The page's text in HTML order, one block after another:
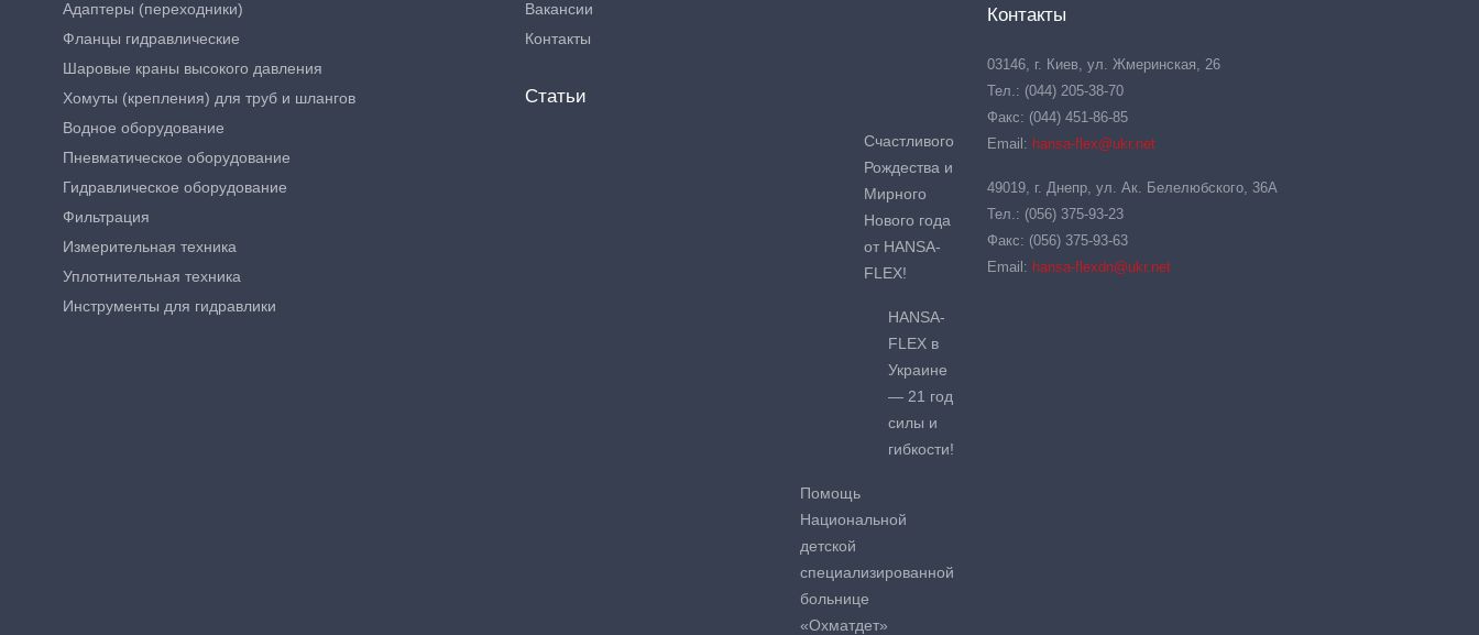
Адаптеры (переходники)
Фланцы гидравлические
Шаровые краны высокого давления
Хомуты (крепления) для труб и шлангов
Водное оборудование
Пневматическое оборудование
Гидравлическое оборудование
Фильтрация
Измерительная техника
Уплотнительная техника
Инструменты для гидравлики
Вакансии
Контакты
Статьи
Счастливого
Рождества и
Мирного
Нового года
от HANSA-
FLEX!
HANSA-
FLEX в
Украине
— 21 год
силы и
гибкости!
Помощь
Национальной
детской
специализированной
больнице
«Охматдет»
Контакты
03146, г. Киев, ул. Жмеринская, 26
Тел.: (044) 205-38-70
Факс: (044) 451-86-85
Email: hansa-flex@ukr.net
49019, г. Днепр, ул. Ак. Белелюбского, 36А
Тел.: (056) 375-93-23
Факс: (056) 375-93-63
Email: hansa-flexdn@ukr.net